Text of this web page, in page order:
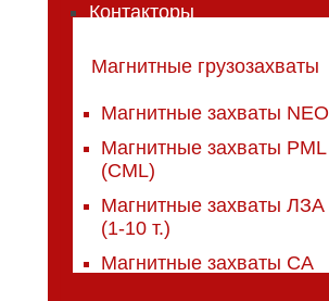
Контакторы
Магнитные грузозахваты
Магнитные захваты NEO
Магнитные захваты PML
(CML)
Магнитные захваты ЛЗА
(1-10 т.)
Магнитные захваты СА